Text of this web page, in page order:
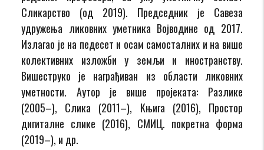
Сликарство (од 2019). Председник је Савеза
удружења ликовних уметника Војводине од 2017.
Излагао је на педесет и осам самосталних и на више
колективних изложби у земљи и иностранству.
Вишеструко је награђиван из области ликовних
уметности. Аутор је више пројеката: Разлике
(2005–), Слика (2011–), Kњига (2016), Простор
дигиталне слике (2016), СМИЦ. покретна форма
(2019–), и др.